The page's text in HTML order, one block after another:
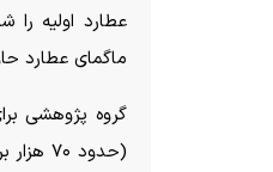
عطارد اولیه
ماگمای عطارد
(حدود